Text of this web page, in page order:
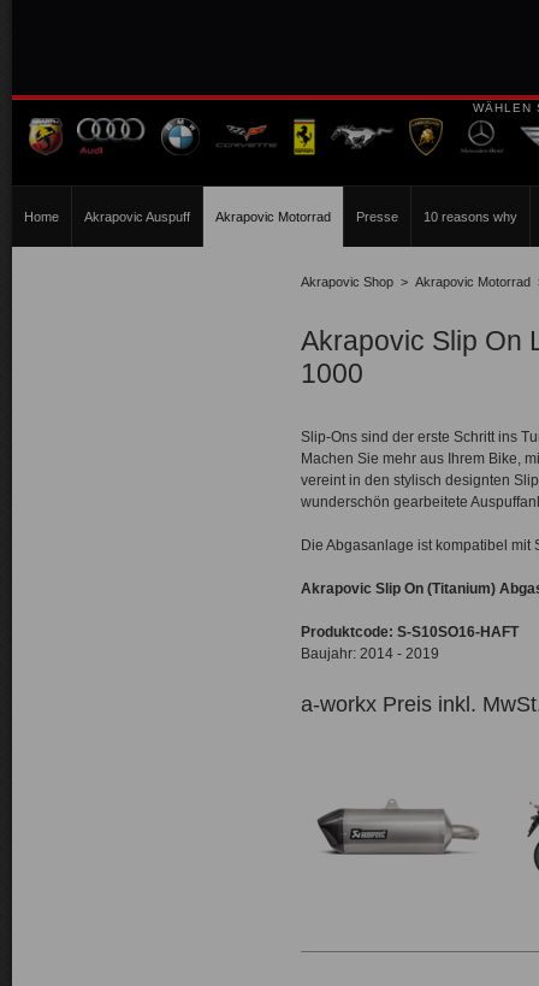
WÄHLEN
Home Akrapovic Auspuff Akrapovic Motorrad Presse 10 reasons why
Akrapovic Shop > Akrapovic Motorrad
Akrapovic Slip On
1000
Slip-Ons sind der erste Schritt ins
Machen Sie mehr aus Ihrem Bike,
vereint in den stylisch designten
wunderschön gearbeitete
Die Abgasanlage ist kompatibel mit
Akrapovic Slip On (Titanium)
Produktcode: S-S10SO16-HAFT
Baujahr: 2014 - 2019
a-workx Preis inkl.